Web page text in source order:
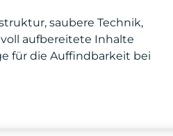
saubere Technik,
aufbereitete Inhalte
für die Auffindbarkeit bei